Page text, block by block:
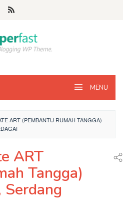
MENU
ART (PEMBANTU RUMAH TANGGA)
ART
Tangga)